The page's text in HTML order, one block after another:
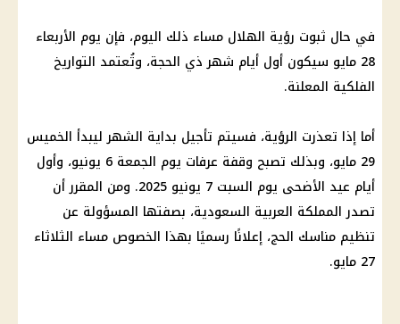
في حال ثبوت رؤية الهلال مساء ذلك اليوم، فإن يوم الأربعاء
28 مايو سيكون أول أيام شهر ذي الحجة، وتُعتمد التواريخ
الفلكية المعلنة.
أما إذا تعذرت الرؤية، فسيتم تأجيل بداية الشهر ليبدأ الخميس
29 مايو، وبذلك تصبح
وقفة عرفات
يوم الجمعة 6 يونيو، وأول
أيام عيد الأضحى
يوم السبت 7 يونيو 2025. ومن المقرر أن
تصدر المملكة العربية السعودية، بصفتها المسؤولة عن
تنظيم مناسك الحج، إعلانًا رسميًا بهذا الخصوص مساء الثلاثاء
27 مايو.